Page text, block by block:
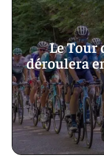
Le Tour
déroulera